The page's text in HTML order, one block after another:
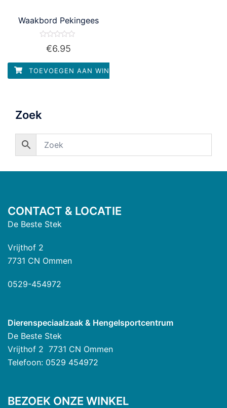
Waakbord Pekingees
Waardering
5
€6.95
TOEVOEGEN AAN WINKELWAGEN
Zoek
CONTACT & LOCATIE
De Beste Stek
Vrijthof 2
7731 CN Ommen
0529-454972
Dierenspeciaalzaak & Hengelsportcentrum
De Beste Stek
Vrijthof 2 7731 CN Ommen
Telefoon: 0529 454972
BEZOEK ONZE WINKEL